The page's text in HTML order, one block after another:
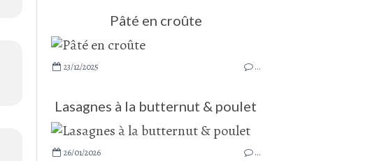
Pâté en croûte
23/12/2025 …
Lasagnes à la butternut & poulet
26/01/2026 …